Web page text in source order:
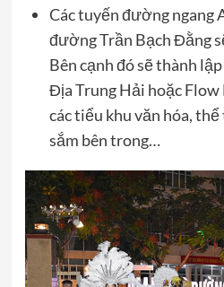
Các tuyến đường ngang
đường Trần Bạch Đằng
Bên cạnh đó sẽ thành
Địa Trung Hải hoặc Flow
các tiểu khu văn hóa,
sắm bên trong…